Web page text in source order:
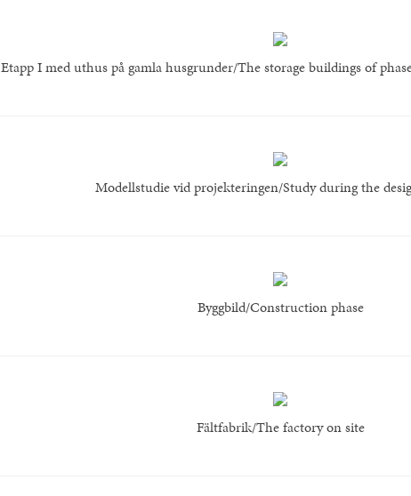
Etapp I med uthus på gamla husgrunder/The storage buildings of
Modellstudie vid projekteringen/Study during the
Byggbild/Construction phase
Fältfabrik/The factory on site